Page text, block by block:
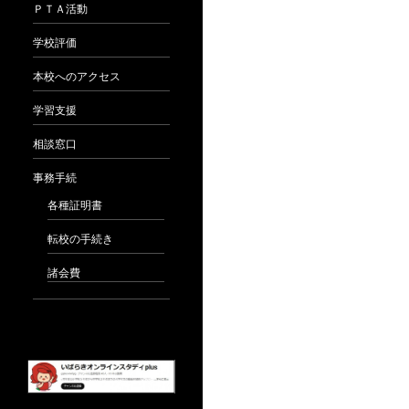
ＰＴＡ活動
学校評価
本校へのアクセス
学習支援
相談窓口
事務手続
各種証明書
転校の手続き
諸会費